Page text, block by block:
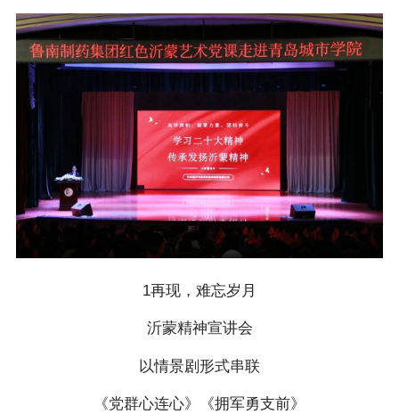
1再现，难忘岁月
沂蒙精神宣讲会
以情景剧形式串联
《党群心连心》《拥军勇支前》